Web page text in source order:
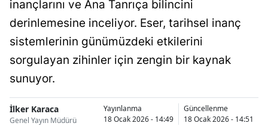
inançlarını ve Ana Tanrıça bilincini
derinlemesine inceliyor. Eser, tarihsel inanç
sistemlerinin günümüzdeki etkilerini
sorgulayan zihinler için zengin bir kaynak
sunuyor.
İlker Karaca
Genel Yayın Müdürü
Yayınlanma
18 Ocak 2026 - 14:49
Güncellenme
18 Ocak 2026 - 14:51